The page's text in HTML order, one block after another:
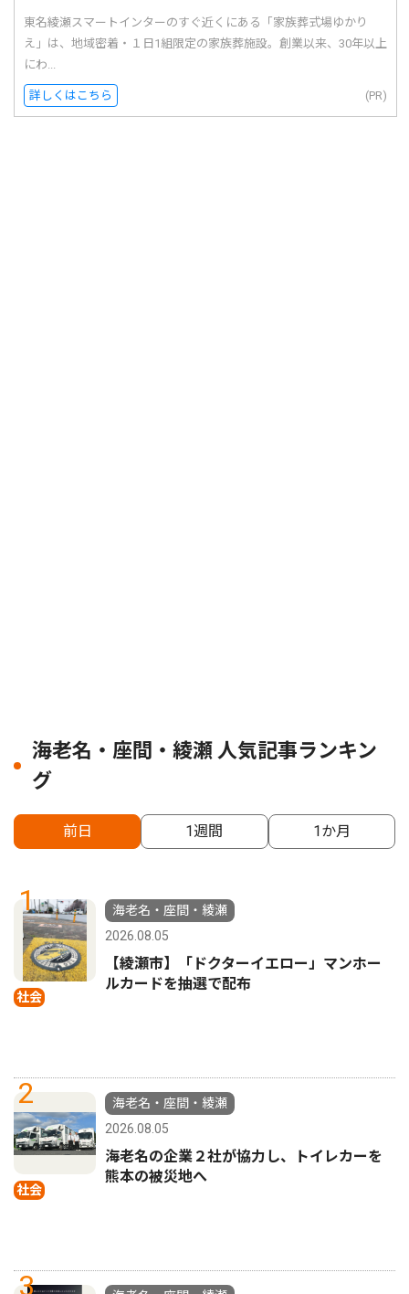
東名綾瀬スマートインターのすぐ近くにある「家族葬式場ゆかり
え」は、地域密着・１日1組限定の家族葬施設。創業以来、30年以上
にわ...
詳しくはこちら (PR)
海老名・座間・綾瀬 人気記事ランキン
グ
前日 1週間 1か月
1
社会
海老名・座間・綾瀬
2026.08.05
【綾瀬市】「ドクターイエロー」マンホー
ルカードを抽選で配布
2
社会
海老名・座間・綾瀬
2026.08.05
海老名の企業２社が協力し、トイレカーを
熊本の被災地へ
3